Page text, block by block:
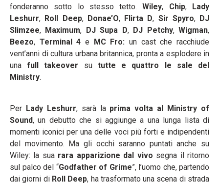
fonderanno sotto lo stesso tetto.Wiley, Chip, Lady
Leshurr, Roll Deep, Donae’O, Flirta D, Sir Spyro, DJ
Slimzee, Maximum, DJ Supa D, DJ Petchy,Wigman,
Beezo, Terminal 4 e MC Fro:un cast che racchiude
vent’anni di cultura urbana britannica, pronta a esplodere in
unafull takeover su tutte e quattro le sale del
Ministry.
Per Lady Leshurr, sarà la prima volta al Ministry of
Sound, un debutto che si aggiunge a una lunga lista di
momenti iconici per una delle voci più forti e indipendenti
del movimento. Ma gli occhi saranno puntati anche su
Wiley: la sua rara apparizione dal vivo segna il ritorno
sul palco del “Godfather of Grime”, l’uomo che, partendo
dai giorni di Roll Deep, ha trasformato una scena di strada